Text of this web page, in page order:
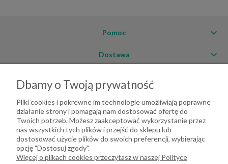
Pomoc
Dostawa
O firmie
Dbamy o Twoją prywatność
Pliki cookies i pokrewne im technologie umożliwiają poprawne
działanie strony i pomagają nam dostosować ofertę do
Twoich potrzeb. Możesz zaakceptować wykorzystanie przez
nas wszystkich tych plików i przejść do sklepu lub
dostosować użycie plików do swoich preferencji, wybierając
opcję "Dostosuj zgody".
Więcej o plikach cookies przeczytasz w naszej Polityce